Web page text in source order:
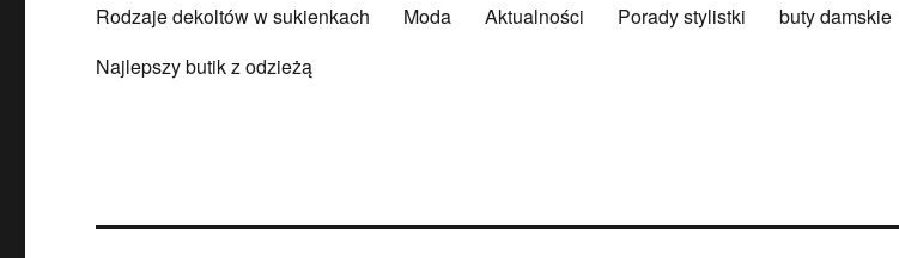
Rodzaje dekoltów w sukienkach
Moda Aktualności Porady stylistki buty damskie
Najlepszy butik z odzieżą